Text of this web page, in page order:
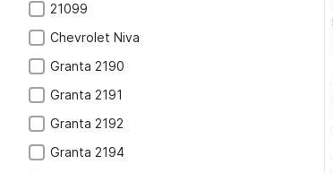
21099
Chevrolet Niva
Granta 2190
Granta 2191
Granta 2192
Granta 2194